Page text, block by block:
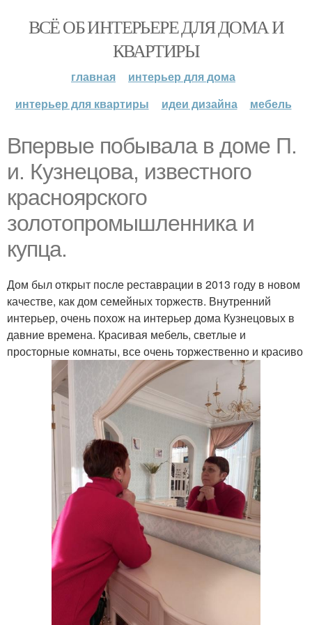
ВСЁ ОБ ИНТЕРЬЕРЕ ДЛЯ ДОМА И
КВАРТИРЫ
главная
интерьер для дома
интерьер для квартиры
идеи дизайна мебель
Впервые побывала в доме П.
и. Кузнецова, известного
красноярского
золотопромышленника и
купца.
Дом был открыт после реставрации в 2013 году в новом
качестве, как дом семейных торжеств. Внутренний
интерьер, очень похож на интерьер дома Кузнецовых в
давние времена. Красивая мебель, светлые и
просторные комнаты, все очень торжественно и красиво